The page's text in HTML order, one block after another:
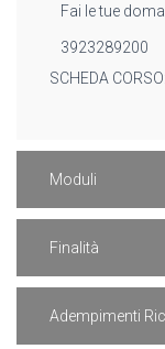
Fai le tue
3923289200
SCHEDA CORSO:
Moduli
Finalità
Adempimenti